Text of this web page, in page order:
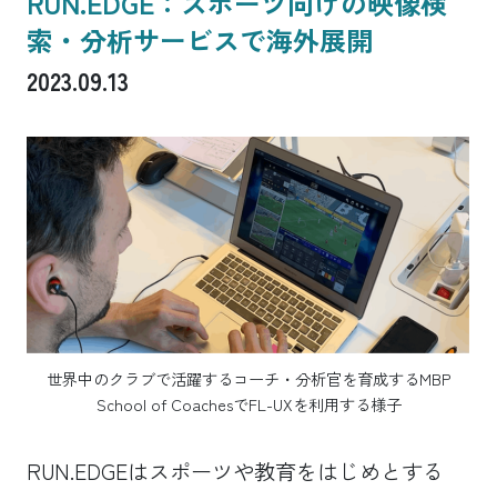
索・分析サービスで海外展開
2023.09.13
世界中のクラブで活躍するコーチ・分析官を育成するMBP
School of CoachesでFL-UXを利用する様子
RUN.EDGEはスポーツや教育をはじめとする